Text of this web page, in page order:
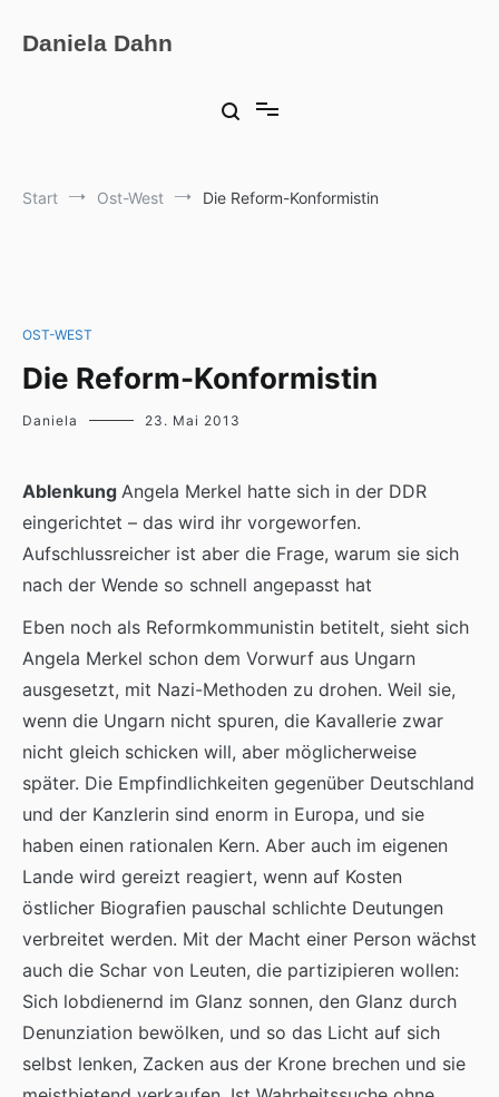
Inhalt
springen
Daniela Dahn
Start Ost-West Die Reform-Konformistin
OST-WEST
Die Reform-Konformistin
Daniela 23. Mai 2013
Ablenkung Angela Merkel hatte sich in der DDR
eingerichtet – das wird ihr vorgeworfen.
Aufschlussreicher ist aber die Frage, warum sie sich
nach der Wende so schnell angepasst hat
Eben noch als Reformkommunistin betitelt, sieht sich
Angela Merkel schon dem Vorwurf aus Ungarn
ausgesetzt, mit Nazi-Methoden zu drohen. Weil sie,
wenn die Ungarn nicht spuren, die Kavallerie zwar
nicht gleich schicken will, aber möglicherweise
später. Die Empfindlichkeiten gegenüber Deutschland
und der Kanzlerin sind enorm in Europa, und sie
haben einen rationalen Kern. Aber auch im eigenen
Lande wird gereizt reagiert, wenn auf Kosten
östlicher Biografien pauschal schlichte Deutungen
verbreitet werden. Mit der Macht einer Person wächst
auch die Schar von Leuten, die partizipieren wollen:
Sich lobdienernd im Glanz sonnen, den Glanz durch
Denunziation bewölken, und so das Licht auf sich
selbst lenken, Zacken aus der Krone brechen und sie